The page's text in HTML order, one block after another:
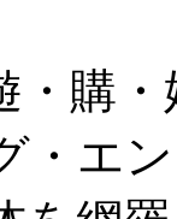
・購
・エ